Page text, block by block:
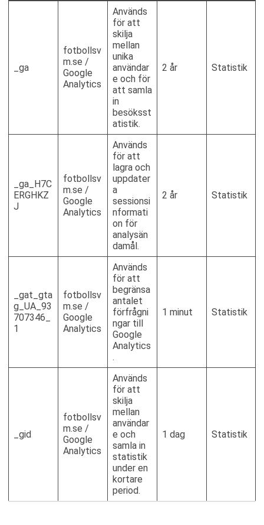
_ga
fotbollsv
m.se /
Google
Analytics
Används
för att
skilja
mellan
unika
användar
e och för
att samla
in
besöksst
atistik.
2 år Statistik
_ga_H7C
ERGHKZ
J
fotbollsv
m.se /
Google
Analytics
Används
för att
lagra och
uppdater
a
sessionsi
nformati
on för
analysän
damål.
2 år Statistik
_gat_gta
g_UA_93
707346_
1
fotbollsv
m.se /
Google
Analytics
Används
för att
begränsa
antalet
förfrågni
ngar till
Google
Analytics
.
1 minut Statistik
_gid
fotbollsv
m.se /
Google
Analytics
Används
för att
skilja
mellan
användar
e och
samla in
statistik
under en
kortare
period.
1 dag Statistik